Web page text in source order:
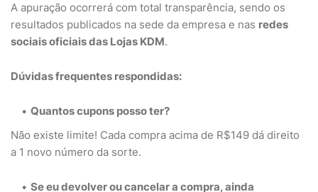
A apuração ocorrerá com total transparência, sendo os
resultados publicados na sede da empresa e nas redes
sociais oficiais das Lojas KDM.
Dúvidas frequentes respondidas:
Quantos cupons posso ter?
Não existe limite! Cada compra acima de R$149 dá direito
a 1 novo número da sorte.
Se eu devolver ou cancelar a compra, ainda